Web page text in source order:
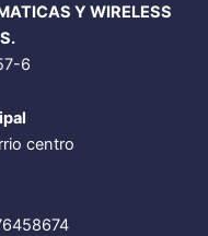
Y WIRELESS
6
centro